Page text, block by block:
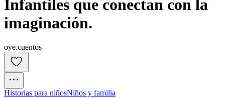
Infantiles que conectan con la
imaginación.
oye.cuentos
Historias para niñosNiños y familia